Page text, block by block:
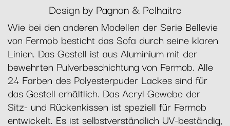
Design by Pagnon & Pelhaitre
Wie bei den anderen Modellen der Serie Bellevie
von Fermob besticht das Sofa durch seine klaren
Linien. Das Gestell ist aus Aluminium mit der
bewehrten Pulverbeschichtung von Fermob. Alle
24 Farben des Polyesterpuder Lackes sind für
das Gestell erhältlich. Das Acryl Gewebe der
Sitz- und Rückenkissen ist speziell für Fermob
entwickelt. Es ist selbstverständlich UV-beständig,